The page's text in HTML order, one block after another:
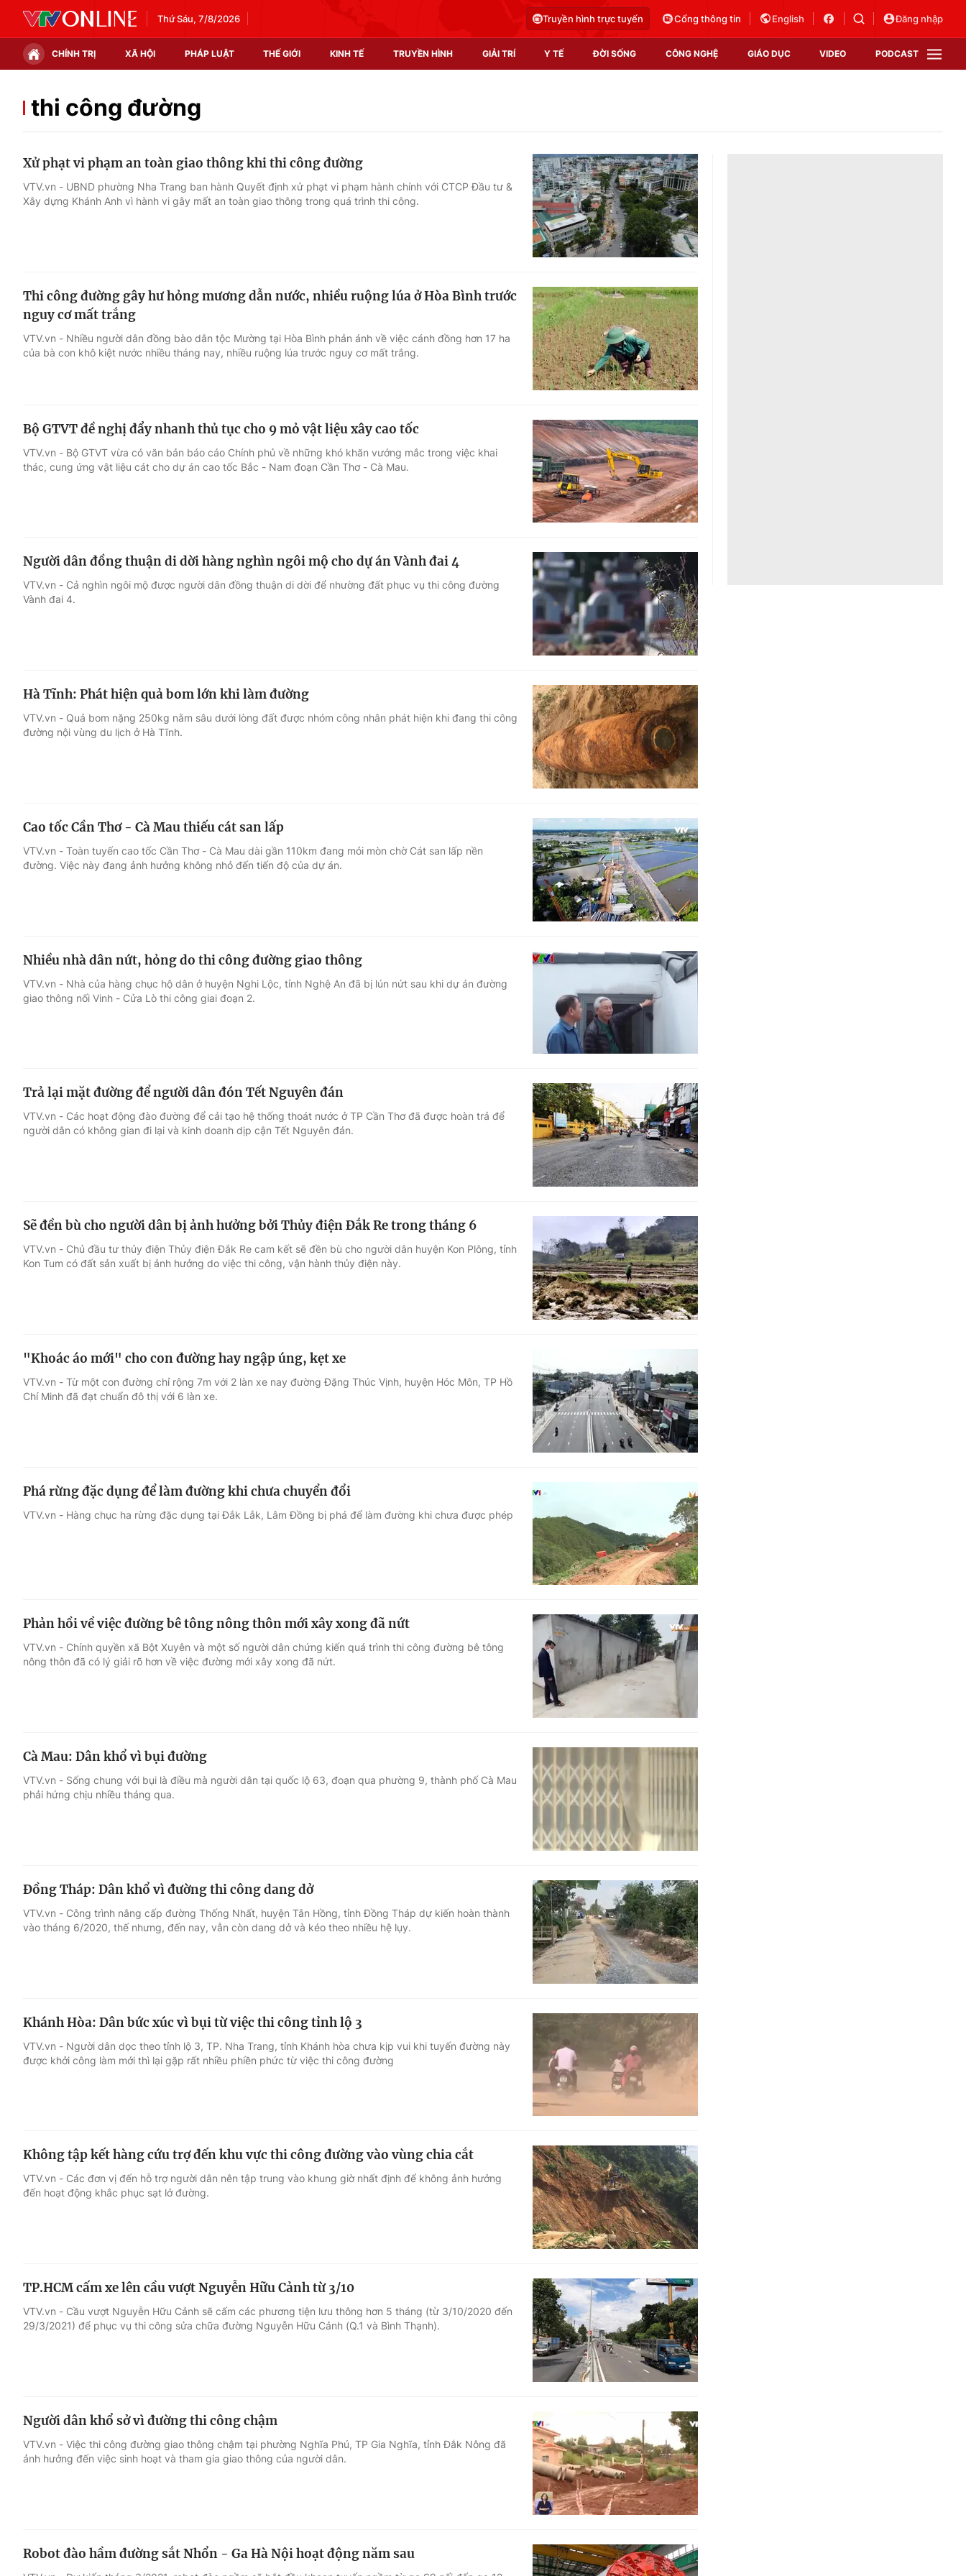
Thứ Sáu, 7/8/2026 Truyền hình trực tuyến Cổng thông tin English Đăng nhập
CHÍNH TRỊ XÃ HỘI PHÁP LUẬT THẾ GIỚI KINH TẾ TRUYỀN HÌNH GIẢI TRÍ Y TẾ ĐỜI SỐNG CÔNG NGHỆ GIÁO DỤC VIDEO PODCAST
Chính trị
Thế giới đó đây
Thị trường
Hậu trường
Video
Shorts video
Podcast
EMagazine
Photo
Infographic
Góc ảnh
Điện ảnh
Âm nhạc
Sao
Du lịch
Làm đẹp
Chất lượng cuộc sống
Tuyển sinh
Học trực tuyến
Công nghệ
Hitech Công nghệ tương lai
Sản phẩm
Thị trường
Tư vấn
VTV Sức khoẻ
thi công đường
Xử phạt vi phạm an toàn giao thông khi thi công đường
VTV.vn - UBND phường Nha Trang ban hành Quyết định xử phạt vi phạm hành chính với CTCP Đầu tư &
Xây dựng Khánh Anh vì hành vi gây mất an toàn giao thông trong quá trình thi công.
Thi công đường gây hư hỏng mương dẫn nước, nhiều ruộng lúa ở Hòa Bình trước
nguy cơ mất trắng
VTV.vn - Nhiều người dân đồng bào dân tộc Mường tại Hòa Bình phản ánh về việc cánh đồng hơn 17 ha
của bà con khô kiệt nước nhiều tháng nay, nhiều ruộng lúa trước nguy cơ mất trắng.
Bộ GTVT đề nghị đẩy nhanh thủ tục cho 9 mỏ vật liệu xây cao tốc
VTV.vn - Bộ GTVT vừa có văn bản báo cáo Chính phủ về những khó khăn vướng mắc trong việc khai
thác, cung ứng vật liệu cát cho dự án cao tốc Bắc - Nam đoạn Cần Thơ - Cà Mau.
Người dân đồng thuận di dời hàng nghìn ngôi mộ cho dự án Vành đai 4
VTV.vn - Cả nghìn ngôi mộ được người dân đồng thuận di dời để nhường đất phục vụ thi công đường
Vành đai 4.
Hà Tĩnh: Phát hiện quả bom lớn khi làm đường
VTV.vn - Quả bom nặng 250kg nằm sâu dưới lòng đất được nhóm công nhân phát hiện khi đang thi công
đường nội vùng du lịch ở Hà Tĩnh.
Cao tốc Cần Thơ - Cà Mau thiếu cát san lấp
VTV.vn - Toàn tuyến cao tốc Cần Thơ - Cà Mau dài gần 110km đang mỏi mòn chờ Cát san lấp nền
đường. Việc này đang ảnh hưởng không nhỏ đến tiến độ của dự án.
Nhiều nhà dân nứt, hỏng do thi công đường giao thông
VTV.vn - Nhà của hàng chục hộ dân ở huyện Nghi Lộc, tỉnh Nghệ An đã bị lún nứt sau khi dự án đường
giao thông nối Vinh - Cửa Lò thi công giai đoạn 2.
Trả lại mặt đường để người dân đón Tết Nguyên đán
VTV.vn - Các hoạt động đào đường để cải tạo hệ thống thoát nước ở TP Cần Thơ đã được hoàn trả để
người dân có không gian đi lại và kinh doanh dịp cận Tết Nguyên đán.
Sẽ đền bù cho người dân bị ảnh hưởng bởi Thủy điện Đắk Re trong tháng 6
VTV.vn - Chủ đầu tư thủy điện Thủy điện Đắk Re cam kết sẽ đền bù cho người dân huyện Kon Plông, tỉnh
Kon Tum có đất sản xuất bị ảnh hưởng do việc thi công, vận hành thủy điện này.
"Khoác áo mới" cho con đường hay ngập úng, kẹt xe
VTV.vn - Từ một con đường chỉ rộng 7m với 2 làn xe nay đường Đặng Thúc Vịnh, huyện Hóc Môn, TP Hồ
Chí Minh đã đạt chuẩn đô thị với 6 làn xe.
Phá rừng đặc dụng để làm đường khi chưa chuyển đổi
VTV.vn - Hàng chục ha rừng đặc dụng tại Đắk Lắk, Lâm Đồng bị phá để làm đường khi chưa được phép
Phản hồi về việc đường bê tông nông thôn mới xây xong đã nứt
VTV.vn - Chính quyền xã Bột Xuyên và một số người dân chứng kiến quá trình thi công đường bê tông
nông thôn đã có lý giải rõ hơn về việc đường mới xây xong đã nứt.
Cà Mau: Dân khổ vì bụi đường
VTV.vn - Sống chung với bụi là điều mà người dân tại quốc lộ 63, đoạn qua phường 9, thành phố Cà Mau
phải hứng chịu nhiều tháng qua.
Đồng Tháp: Dân khổ vì đường thi công dang dở
VTV.vn - Công trình nâng cấp đường Thống Nhất, huyện Tân Hồng, tỉnh Đồng Tháp dự kiến hoàn thành
vào tháng 6/2020, thế nhưng, đến nay, vẫn còn dang dở và kéo theo nhiều hệ lụy.
Khánh Hòa: Dân bức xúc vì bụi từ việc thi công tỉnh lộ 3
VTV.vn - Người dân dọc theo tỉnh lộ 3, TP. Nha Trang, tỉnh Khánh hòa chưa kịp vui khi tuyến đường này
được khởi công làm mới thì lại gặp rất nhiều phiền phức từ việc thi công đường
Không tập kết hàng cứu trợ đến khu vực thi công đường vào vùng chia cắt
VTV.vn - Các đơn vị đến hỗ trợ người dân nên tập trung vào khung giờ nhất định để không ảnh hưởng
đến hoạt động khắc phục sạt lở đường.
TP.HCM cấm xe lên cầu vượt Nguyễn Hữu Cảnh từ 3/10
VTV.vn - Cầu vượt Nguyễn Hữu Cảnh sẽ cấm các phương tiện lưu thông hơn 5 tháng (từ 3/10/2020 đến
29/3/2021) để phục vụ thi công sửa chữa đường Nguyễn Hữu Cảnh (Q.1 và Bình Thạnh).
Người dân khổ sở vì đường thi công chậm
VTV.vn - Việc thi công đường giao thông chậm tại phường Nghĩa Phú, TP Gia Nghĩa, tỉnh Đắk Nông đã
ảnh hưởng đến việc sinh hoạt và tham gia giao thông của người dân.
Robot đào hầm đường sắt Nhổn - Ga Hà Nội hoạt động năm sau